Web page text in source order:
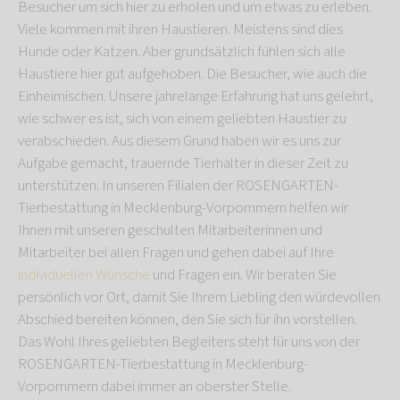
Besucher um sich hier zu erholen und um etwas zu erleben.
Viele kommen mit ihren Haustieren. Meistens sind dies
Hunde oder Katzen. Aber grundsätzlich fühlen sich alle
Haustiere hier gut aufgehoben. Die Besucher, wie auch die
Einheimischen. Unsere jahrelange Erfahrung hat uns gelehrt,
wie schwer es ist, sich von einem geliebten Haustier zu
verabschieden. Aus diesem Grund haben wir es uns zur
Aufgabe gemacht, trauernde Tierhalter in dieser Zeit zu
unterstützen. In unseren Filialen der ROSENGARTEN-
Tierbestattung in Mecklenburg-Vorpommern helfen wir
Ihnen mit unseren geschulten Mitarbeiterinnen und
Mitarbeiter bei allen Fragen und gehen dabei auf Ihre
individuellen Wünsche und Fragen ein. Wir beraten Sie
persönlich vor Ort, damit Sie Ihrem Liebling den würdevollen
Abschied bereiten können, den Sie sich für ihn vorstellen.
Das Wohl Ihres geliebten Begleiters steht für uns von der
ROSENGARTEN-Tierbestattung in Mecklenburg-
Vorpommern dabei immer an oberster Stelle.